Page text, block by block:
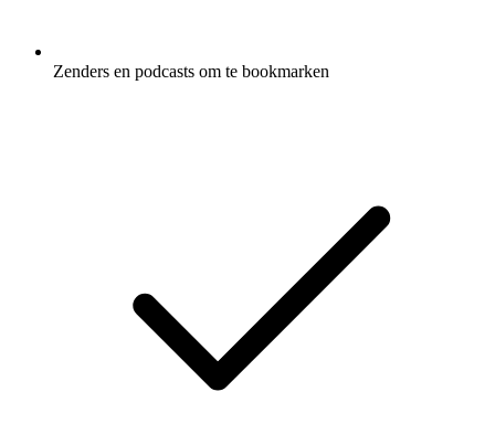
Zenders en podcasts om te bookmarken